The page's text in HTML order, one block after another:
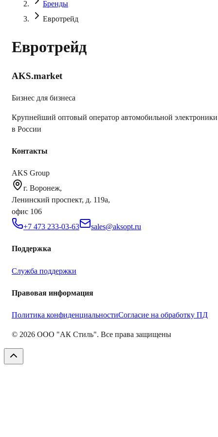
Бренды
Евротрейд
Евротрейд
AKS.market
Бизнес для бизнеса
Крупнейший оптовый оператор автомобильной электроники
в России
Контакты
AKS Group
г. Воронеж,
Ленинский проспект, д. 119а,
офис 106
+7 473 233-03-63
sales@aksopt.ru
Поддержка
Служба поддержки
Правовая информация
Политика конфиденциальностиСогласие на обработку ПД
© 2026 ООО "АК Стиль". Все права защищены